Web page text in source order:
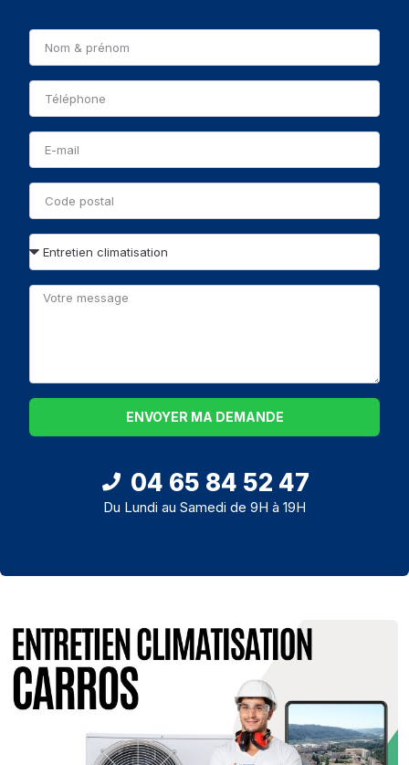
ENVOYER MA DEMANDE
04 65 84 52 47
Du Lundi au Samedi de 9H à 19H